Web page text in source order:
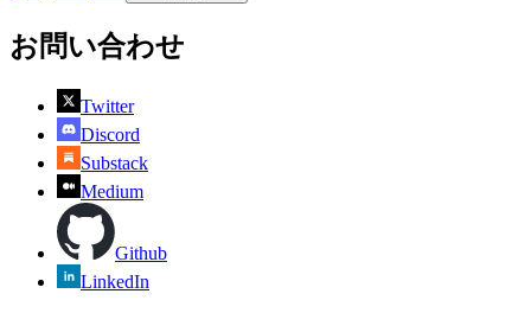
お問い合わせ
Twitter
Discord
Substack
Medium
Github
LinkedIn